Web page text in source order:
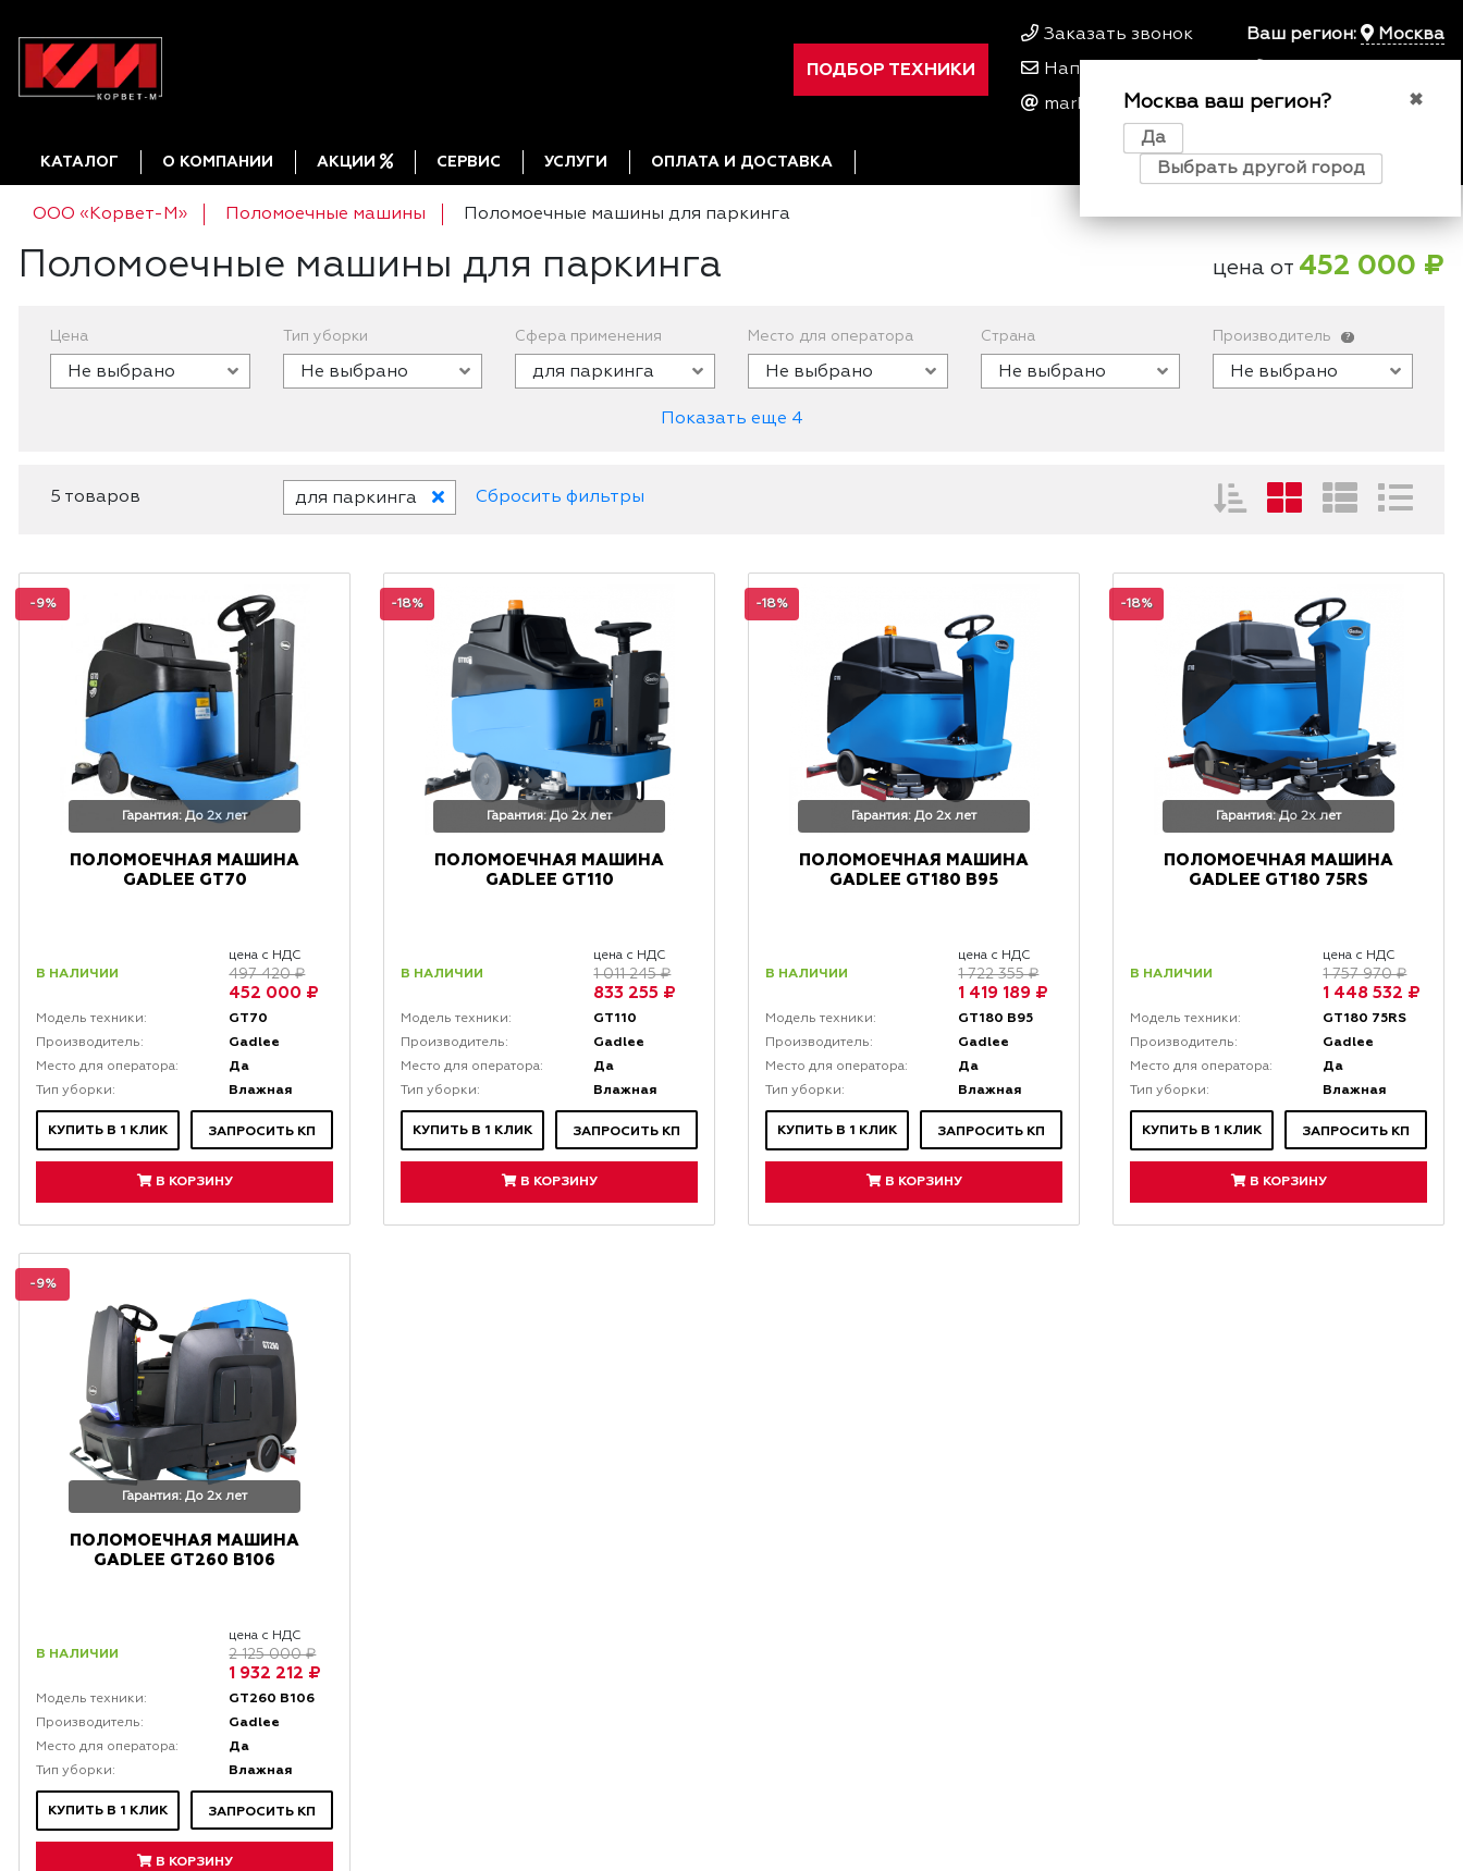
ПОДБОР ТЕХНИКИ
Заказать звонок
Написать нам
marketing@kfork.ru
Ваш регион: Москва
✖
Москва ваш регион?
Да
Выбрать другой город
Пн-Пт 9
00
КАТАЛОГ О КОМПАНИИ АКЦИИ СЕРВИС УСЛУГИ ОПЛАТА И ДОСТАВКА 0
ООО «Корвет-М» Поломоечные машины Поломоечные машины для паркинга
цена от 452 000 ₽
Поломоечные машины для паркинга
Цена
Не выбрано
Тип уборки
Не выбрано
Сфера применения
для паркинга
Место для оператора
Не выбрано
Страна
Не выбрано
Производитель ?
Не выбрано
Показать еще 4
5 товаров для паркинга Сбросить фильтры
-9%
Гарантия: До 2х лет
ПОЛОМОЕЧНАЯ МАШИНА
GADLEE GT70
В НАЛИЧИИ
цена с НДС
497 420 ₽
452 000 ₽
Модель техники: GT70
Производитель: Gadlee
Место для оператора: Да
Тип уборки: Влажная
КУПИТЬ В 1 КЛИК ЗАПРОСИТЬ КП
В КОРЗИНУ
-18%
Гарантия: До 2х лет
ПОЛОМОЕЧНАЯ МАШИНА
GADLEE GT110
В НАЛИЧИИ
цена с НДС
1 011 245 ₽
833 255 ₽
Модель техники: GT110
Производитель: Gadlee
Место для оператора: Да
Тип уборки: Влажная
КУПИТЬ В 1 КЛИК ЗАПРОСИТЬ КП
В КОРЗИНУ
-18%
Гарантия: До 2х лет
ПОЛОМОЕЧНАЯ МАШИНА
GADLEE GT180 B95
В НАЛИЧИИ
цена с НДС
1 722 355 ₽
1 419 189 ₽
Модель техники: GT180 B95
Производитель: Gadlee
Место для оператора: Да
Тип уборки: Влажная
КУПИТЬ В 1 КЛИК ЗАПРОСИТЬ КП
В КОРЗИНУ
-18%
Гарантия: До 2х лет
ПОЛОМОЕЧНАЯ МАШИНА
GADLEE GT180 75RS
В НАЛИЧИИ
цена с НДС
1 757 970 ₽
1 448 532 ₽
Модель техники: GT180 75RS
Производитель: Gadlee
Место для оператора: Да
Тип уборки: Влажная
КУПИТЬ В 1 КЛИК ЗАПРОСИТЬ КП
В КОРЗИНУ
-9%
Гарантия: До 2х лет
ПОЛОМОЕЧНАЯ МАШИНА
GADLEE GT260 B106
В НАЛИЧИИ
цена с НДС
2 125 000 ₽
1 932 212 ₽
Модель техники: GT260 B106
Производитель: Gadlee
Место для оператора: Да
Тип уборки: Влажная
КУПИТЬ В 1 КЛИК ЗАПРОСИТЬ КП
В КОРЗИНУ